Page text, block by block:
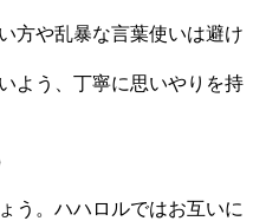
方や乱暴な言葉使いは避け
よう、丁寧に思いやりを持
う。ハハロルではお互いに